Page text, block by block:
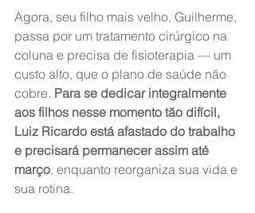
Agora, seu filho mais velho, Guilherme,
passa por um tratamento cirúrgico na
coluna e precisa de fisioterapia — um
custo alto, que o plano de saúde não
cobre. Para se dedicar integralmente
aos filhos nesse momento tão difícil,
Luiz Ricardo está afastado do trabalho
e precisará permanecer assim até
março, enquanto reorganiza sua vida e
sua rotina.